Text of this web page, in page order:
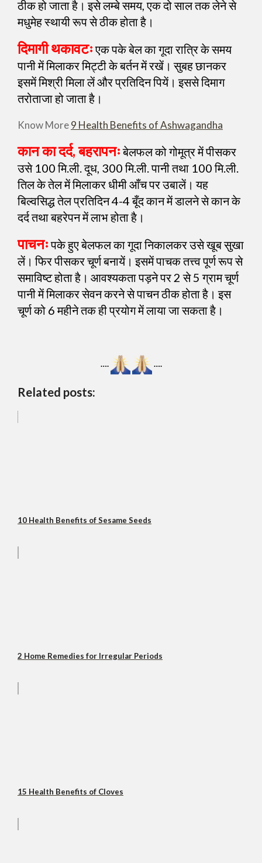
ठीक हो जाता है। इसे लम्बे समय, एक दो साल तक लेने से
मधुमेह स्थायी रूप से ठीक होता है।
दिमागी थकावटःएक पके बेल का गूदा रात्रि के समय
पानी में मिलाकर मिट्टी के बर्तन में रखें। सुबह छानकर
इसमें मिश्री मिला लें और प्रतिदिन पियें। इससे दिमाग
तरोताजा हो जाता है।
Know More9 Health Benefits of Ashwagandha
कान का दर्द, बहरापनःबेलफल को गोमूत्र में पीसकर
उसे 100 मि.ली. दूध, 300 मि.ली. पानी तथा 100 मि.ली.
तिल के तेल में मिलाकर धीमी आँच पर उबालें। यह
बिल्वसिद्ध तेल प्रतिदिन 4-4 बूँद कान में डालने से कान के
दर्द तथा बहरेपन में लाभ होता है।
पाचनःपके हुए बेलफल का गूदा निकालकर उसे खूब सुखा
लें। फिर पीसकर चूर्ण बनायें। इसमें पाचक तत्त्व पूर्ण रूप से
समाविष्ट होता है। आवश्यकता पड़ने पर 2 से 5 ग्राम चूर्ण
पानी में मिलाकर सेवन करने से पाचन ठीक होता है। इस
चूर्ण को 6 महीने तक ही प्रयोग में लाया जा सकता है।
…. ….
Related posts:
10 Health Benefits of Sesame Seeds
2 Home Remedies for Irregular Periods
15 Health Benefits of Cloves